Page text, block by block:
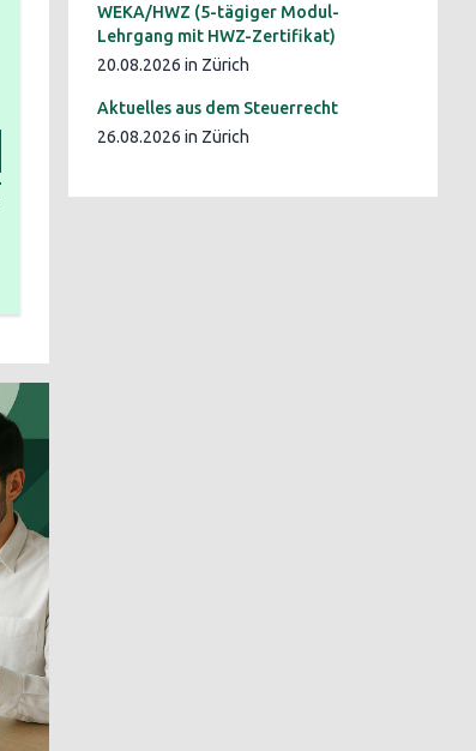
WEKA/HWZ (5-tägiger Modul-
Lehrgang mit HWZ-Zertifikat)
20.08.2026 in Zürich
Aktuelles aus dem Steuerrecht
26.08.2026 in Zürich